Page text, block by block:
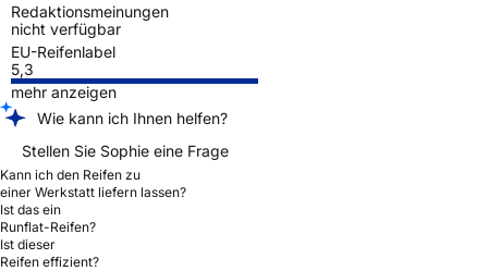
Redaktionsmeinungen
nicht verfügbar
EU-Reifenlabel
5,3
mehr anzeigen
Wie kann ich Ihnen helfen?
Stellen Sie Sophie eine Frage
Kann ich den Reifen zu
einer Werkstatt liefern lassen?
Ist das ein
Runflat-Reifen?
Ist dieser
Reifen effizient?